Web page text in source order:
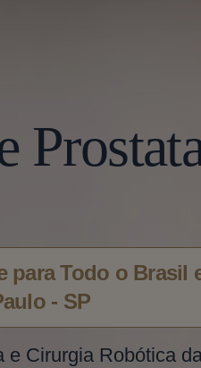
para Todo o Brasil
- SP
e Cirurgia Robótica